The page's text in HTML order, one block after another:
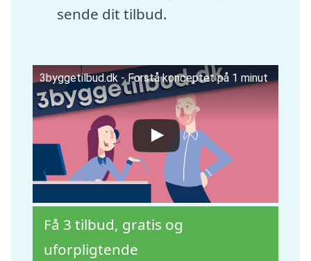
sende dit tilbud.
3byggetilbud.dk - Forstå konceptet på 1 minut
Få 3 tilbud, gratis og
uforpligtende